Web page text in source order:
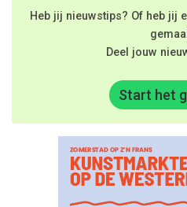
Heb jij nieuwstips? Of heb jij
Deel jouw
Start het